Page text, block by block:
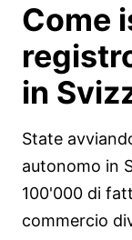
Come
in
State
autonomo in
100'000 di
commercio